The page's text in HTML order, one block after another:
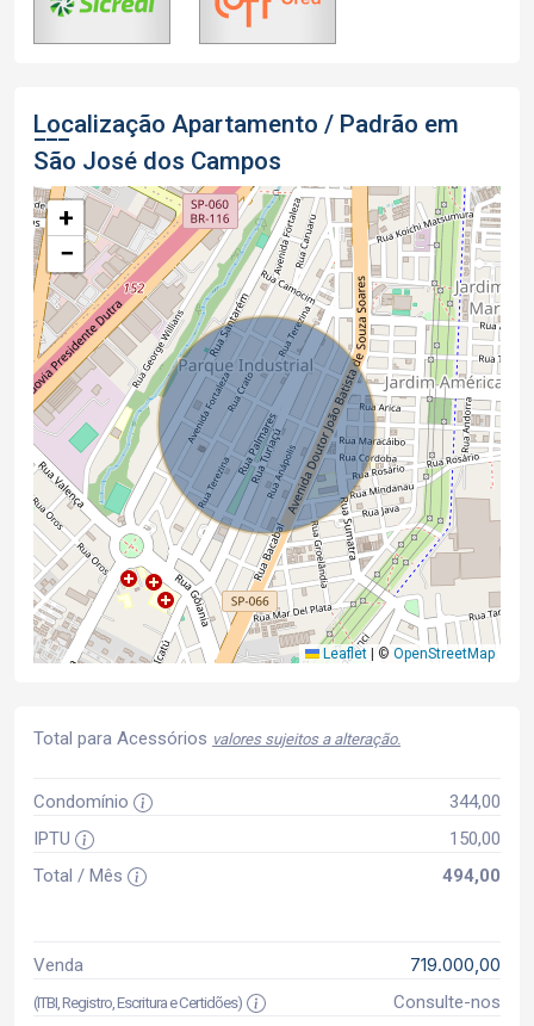
Localização Apartamento / Padrão em
São José dos Campos
+
−
Leaflet | © OpenStreetMap
Total para Acessórios valores sujeitos a alteração.
Condomínio
344,00
IPTU
150,00
Total / Mês
494,00
Venda 719.000,00
(ITBI, Registro, Escritura e Certidões)
Consulte-nos